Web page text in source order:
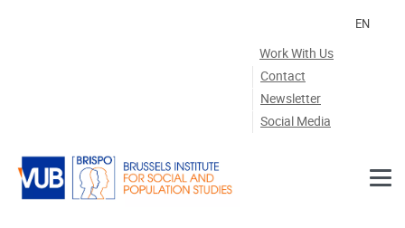
Work With Us
Contact
Newsletter
Social Media
EN